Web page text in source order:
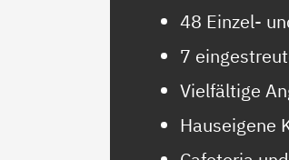
48 Einzel-
7
Vielfältige
Hauseigene